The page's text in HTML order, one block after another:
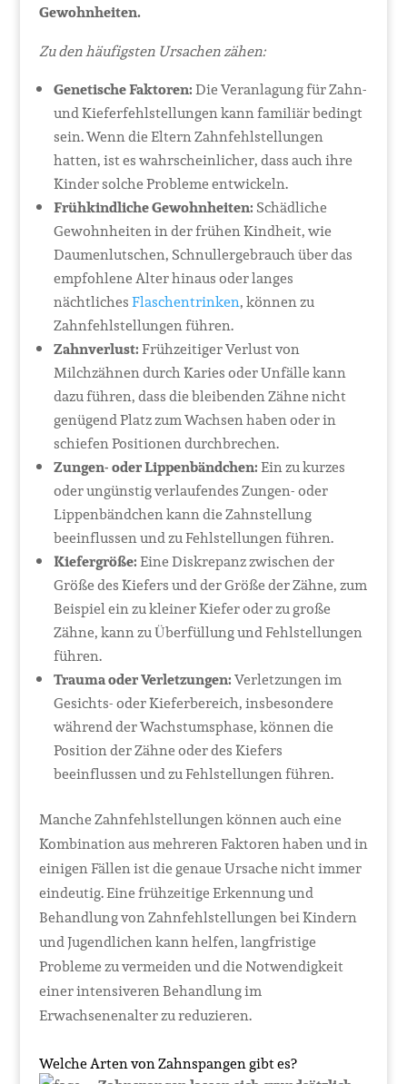
Gewohnheiten.
Zu den häufigsten Ursachen zähen:
Genetische Faktoren:Die Veranlagung für Zahn-
und Kieferfehlstellungen kann familiär bedingt
sein. Wenn die Eltern Zahnfehlstellungen
hatten, ist es wahrscheinlicher, dass auch ihre
Kinder solche Probleme entwickeln.
Frühkindliche Gewohnheiten: Schädliche
Gewohnheiten in der frühen Kindheit, wie
Daumenlutschen, Schnullergebrauch über das
empfohlene Alter hinaus oder langes
nächtlichesFlaschentrinken, können zu
Zahnfehlstellungen führen.
Zahnverlust:Frühzeitiger Verlust von
Milchzähnen durch Karies oder Unfälle kann
dazu führen, dass die bleibenden Zähne nicht
genügend Platz zum Wachsen haben oder in
schiefen Positionen durchbrechen.
Zungen- oder Lippenbändchen:Ein zu kurzes
oder ungünstig verlaufendes Zungen- oder
Lippenbändchen kann die Zahnstellung
beeinflussen und zu Fehlstellungen führen.
Kiefergröße:Eine Diskrepanz zwischen der
Größe des Kiefers und der Größe der Zähne, zum
Beispiel ein zu kleiner Kiefer oder zu große
Zähne, kann zu Überfüllung und Fehlstellungen
führen.
Trauma oder Verletzungen:Verletzungen im
Gesichts- oder Kieferbereich, insbesondere
während der Wachstumsphase, können die
Position der Zähne oder des Kiefers
beeinflussen und zu Fehlstellungen führen.
Manche Zahnfehlstellungen können auch eine
Kombination aus mehreren Faktoren haben und in
einigen Fällen ist die genaue Ursache nicht immer
eindeutig. Eine frühzeitige Erkennung und
Behandlung von Zahnfehlstellungen bei Kindern
und Jugendlichen kann helfen, langfristige
Probleme zu vermeiden und die Notwendigkeit
einer intensiveren Behandlung im
Erwachsenenalter zu reduzieren.
Welche Arten von Zahnspangen gibt es?